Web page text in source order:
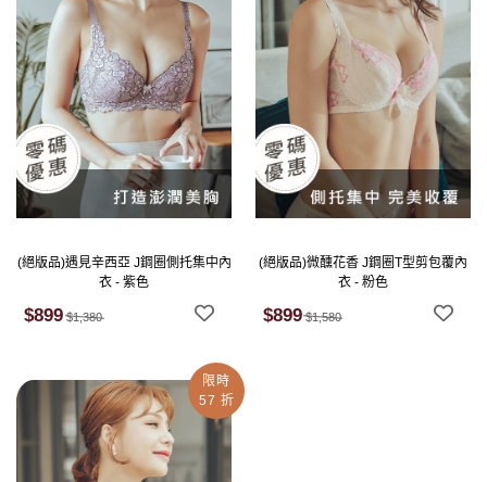
(絕版品)遇見辛西亞 J鋼圈側托集中內
衣 - 紫色
$899 $1,380
(絕版品)微醺花香 J鋼圈T型剪包覆內
衣 - 粉色
$899 $1,580
限時
57 折